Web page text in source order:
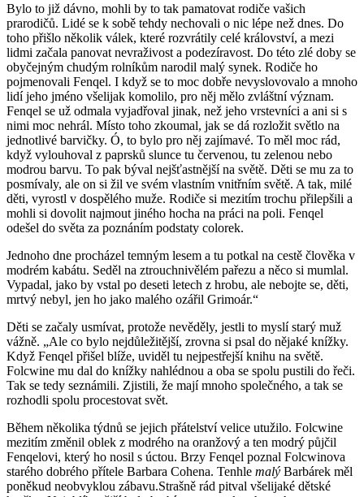
Bylo to již dávno, mohli by to tak pamatovat rodiče vašich
prarodičů. Lidé se k sobě tehdy nechovali o nic lépe než dnes. Do
toho přišlo několik válek, které rozvrátily celé království, a mezi
lidmi začala panovat nevraživost a podezíravost. Do této zlé doby se
obyčejným chudým rolníkům narodil malý synek. Rodiče ho
pojmenovali Fenqel. I když se to moc dobře nevyslovovalo a mnoho
lidí jeho jméno všelijak komolilo, pro něj mělo zvláštní význam.
Fenqel se už odmala vyjadřoval jinak, než jeho vrstevníci a ani si s
nimi moc nehrál. Místo toho zkoumal, jak se dá rozložit světlo na
jednotlivé barvičky. Ó, to bylo pro něj zajímavé. To měl moc rád,
když vylouhoval z paprsků slunce tu červenou, tu zelenou nebo
modrou barvu. To pak býval nejšťastnější na světě. Děti se mu za to
posmívaly, ale on si žil ve svém vlastním vnitřním světě. A tak, milé
děti, vyrostl v dospělého muže. Rodiče si mezitím trochu přilepšili a
mohli si dovolit najmout jiného hocha na práci na poli. Fenqel
odešel do světa za poznáním podstaty colorek.
Jednoho dne procházel temným lesem a tu potkal na cestě člověka v
modrém kabátu. Seděl na ztrouchnivělém pařezu a něco si mumlal.
Vypadal, jako by vstal po deseti letech z hrobu, ale nebojte se, děti,
mrtvý nebyl, jen ho jako malého ozářil Grimoár.“
Děti se začaly usmívat, protože nevěděly, jestli to myslí starý muž
vážně. „Ale co bylo nejdůležitější, zrovna si psal do nějaké knížky.
Když Fenqel přišel blíže, uviděl tu nejpestřejší knihu na světě.
Folcwine mu dal do knížky nahlédnou a oba se spolu pustili do řeči.
Tak se tedy seznámili. Zjistili, že mají mnoho společného, a tak se
rozhodli spolu procestovat svět.
Během několika týdnů se jejich přátelství velice utužilo. Folcwine
mezitím změnil oblek z modrého na oranžový a ten modrý půjčil
Fenqelovi, který ho nosil s úctou. Brzy Fenqel poznal Folcwinova
starého dobrého přítele Barbara Cohena. Tenhle malý Barbárek měl
poněkud neobvyklou zábavu.Strašně rád pitval všelijaké dětské